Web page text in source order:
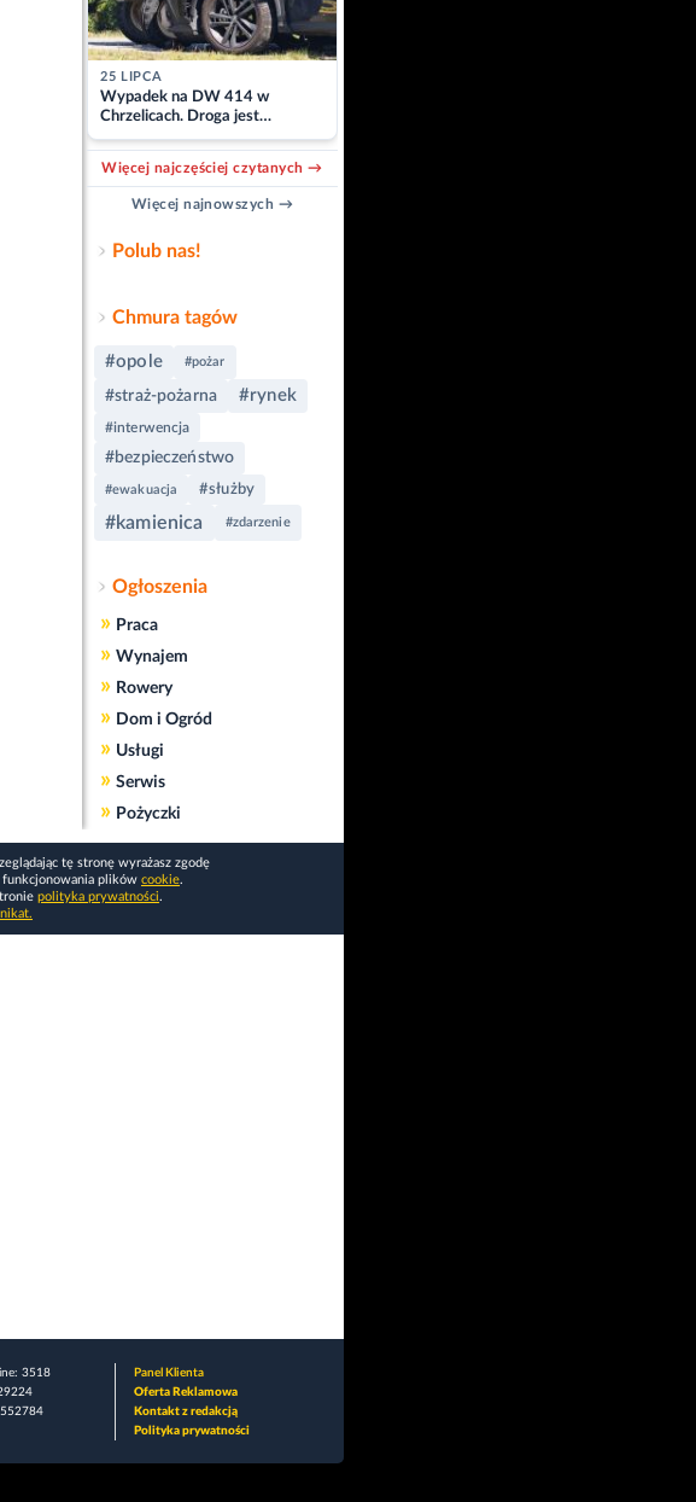
25 LIPCA
Wypadek na DW 414 w
Chrzelicach. Droga jest
zablokowana
Więcej najczęściej czytanych →
Więcej najnowszych →
Polub nas!
Chmura tagów
#opole #pożar
#straż-pożarna #rynek
#interwencja
#bezpieczeństwo
#ewakuacja #służby
#kamienica #zdarzenie
Ogłoszenia
» Praca
» Wynajem
» Rowery
» Dom i Ogród
» Usługi
» Serwis
» Pożyczki
tę stronę wyrażasz zgodę
funkcjonowania plików cookie.
polityka prywatności.
3518
Panel Klienta
Oferta Reklamowa
Kontakt z redakcją
Polityka prywatności